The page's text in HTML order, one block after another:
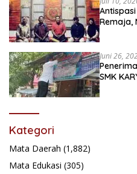
Remaja,
Juni 26,
SMK
Kategori
Mata Daerah (1,882)
Mata Edukasi (305)